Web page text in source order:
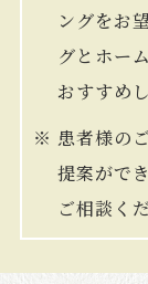
ングをお
グとホー
おすすめ
※ 患者様の
提案がで
ご相談く